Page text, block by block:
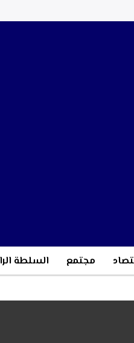
مجتمع السلطة